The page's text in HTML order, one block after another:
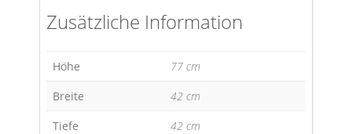
Zusätzliche Information
Höhe
77 cm
Breite
42 cm
Tiefe
42 cm